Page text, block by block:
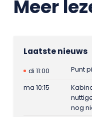
Meer
Laatste nieuws
di 11:00
Punt
ma 10:15
nog